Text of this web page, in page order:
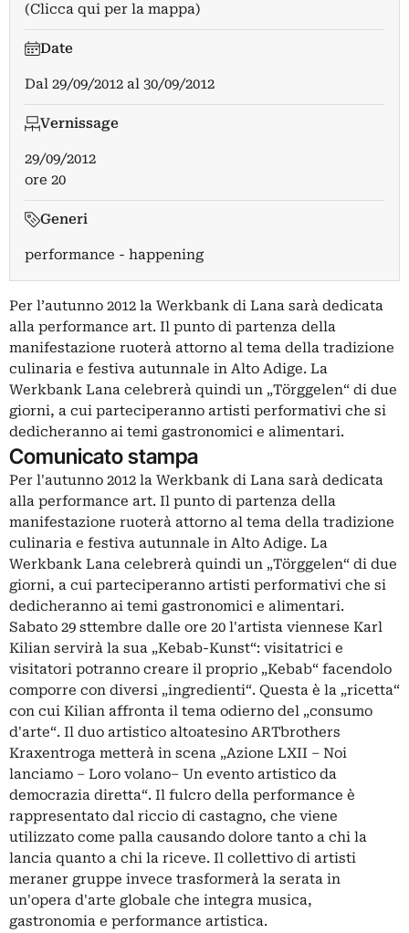
(Clicca qui per la mappa)
Date
Dal 29/09/2012 al 30/09/2012
Vernissage
29/09/2012
ore 20
Generi
performance - happening
Per l’autunno 2012 la Werkbank di Lana sarà dedicata
alla performance art. Il punto di partenza della
manifestazione ruoterà attorno al tema della tradizione
culinaria e festiva autunnale in Alto Adige. La
Werkbank Lana celebrerà quindi un „Törggelen“ di due
giorni, a cui parteciperanno artisti performativi che si
dedicheranno ai temi gastronomici e alimentari.
Comunicato stampa
Per l'autunno 2012 la Werkbank di Lana sarà dedicata
alla performance art. Il punto di partenza della
manifestazione ruoterà attorno al tema della tradizione
culinaria e festiva autunnale in Alto Adige. La
Werkbank Lana celebrerà quindi un „Törggelen“ di due
giorni, a cui parteciperanno artisti performativi che si
dedicheranno ai temi gastronomici e alimentari.
Sabato 29 sttembre dalle ore 20 l'artista viennese Karl
Kilian servirà la sua „Kebab-Kunst“: visitatrici e
visitatori potranno creare il proprio „Kebab“ facendolo
comporre con diversi „ingredienti“. Questa è la „ricetta“
con cui Kilian affronta il tema odierno del „consumo
d'arte“. Il duo artistico altoatesino ARTbrothers
Kraxentroga metterà in scena „Azione LXII – Noi
lanciamo – Loro volano– Un evento artistico da
democrazia diretta“. Il fulcro della performance è
rappresentato dal riccio di castagno, che viene
utilizzato come palla causando dolore tanto a chi la
lancia quanto a chi la riceve. Il collettivo di artisti
meraner gruppe invece trasformerà la serata in
un'opera d'arte globale che integra musica,
gastronomia e performance artistica.